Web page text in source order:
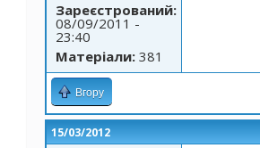
Зареєстрований:
08/09/2011 -
23:40
Матеріали: 381
Вгору
15/03/2012